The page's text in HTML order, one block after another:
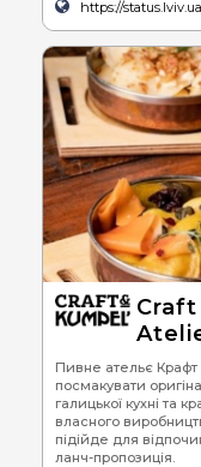
https://
Craft
Пивне ательє
посмакувати
галицької кухні та
власного
підійде для
ланч-пропозиція.